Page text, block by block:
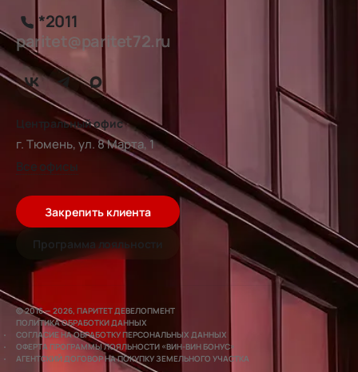
*2011
paritet@paritet72.ru
Центральный офис
г. Тюмень, ул. 8 Марта, 1
Все офисы
Закрепить клиента
Программа лояльности
© 2016 — 2026, ПАРИТЕТ ДЕВЕЛОПМЕНТ
ПОЛИТИКА ОБРАБОТКИ ДАННЫХ
СОГЛАСИЕ НА ОБРАБОТКУ ПЕРСОНАЛЬНЫХ ДАННЫХ
ОФЕРТА ПРОГРАММЫ ЛОЯЛЬНОСТИ «ВИН-ВИН БОНУС»
АГЕНТСКИЙ ДОГОВОР НА ПОКУПКУ ЗЕМЕЛЬНОГО УЧАСТКА